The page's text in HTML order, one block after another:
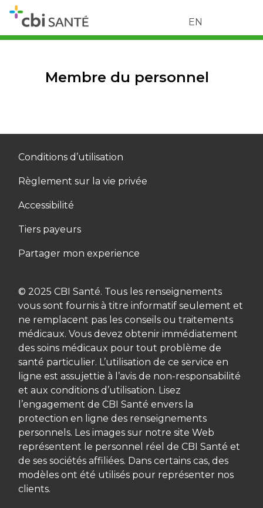
EN
Membre du personnel
Conditions d’utilisation
Règlement sur la vie privée
Accessibilité
Tiers payeurs
Partager mon experience
© 2025 CBI Santé. Tous les renseignements
vous sont fournis à titre informatif seulement et
ne remplacent pas les conseils ou traitements
médicaux. Vous devez obtenir immédiatement
des soins médicaux pour tout problème de
santé particulier. L’utilisation de ce service en
ligne est assujettie à l’avis de non-responsabilité
et aux conditions d’utilisation. Lisez
l’engagement de CBI Santé envers la
protection en ligne des renseignements
personnels. Les images sur notre site Web
représentent le personnel réel de CBI Santé et
de ses sociétés affiliées. Dans certains cas, des
modèles ont été utilisés pour représenter nos
clients.